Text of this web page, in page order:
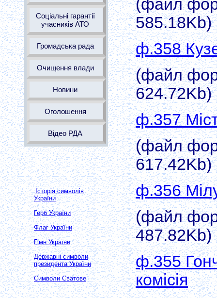
Соціальні гарантії
учасників АТО
Громадська рада
Очищення влади
Новини
Оголошення
Відео РДА
Історія символів
України
Герб України
Флаг України
Гімн України
Державні символи
президента України
Символи Сватове
(файл
585.18Kb)
ф.358
(файл
624.72Kb)
ф.357
(файл
617.42Kb)
ф.356
(файл
487.82Kb)
ф.355
комісія